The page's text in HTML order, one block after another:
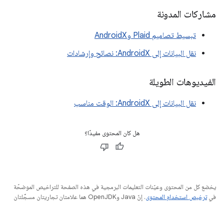
مشاركات المدونة
تبسيط تصاميم Plaid وAndroidX
نقل البيانات إلى AndroidX: نصائح وإرشادات
الفيديوهات الطويلة
نقل البيانات إلى AndroidX: الوقت مناسب
هل كان المحتوى مفيدًا؟
يخضع كل من المحتوى وعيّنات التعليمات البرمجية في هذه الصفحة للتراخيص الموضحّة
فيترخيص استخدام المحتوى
. إنّ Java وOpenJDK هما علامتان تجاريتان مسجَّلتان